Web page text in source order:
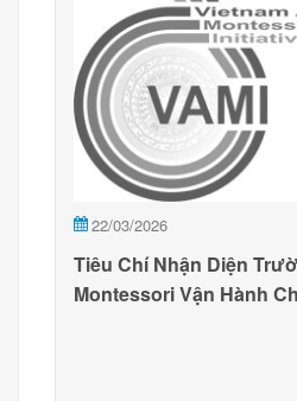
22/03/2026
Tiêu Chí Nhận Diện
Montessori Vận Hành